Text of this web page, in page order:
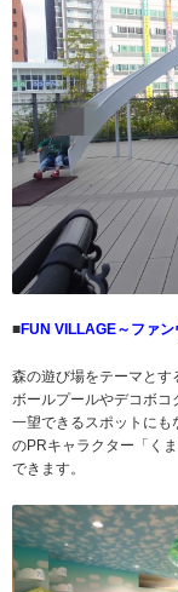
■FUN VILLAGE～ファ
森の遊び場をテーマとす
ボールプールやデコボコ
一望できるスポットに
のPRキャラクター「く
できます。